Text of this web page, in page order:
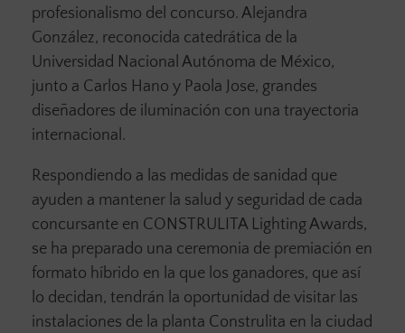
profesionalismo del concurso. Alejandra
González, reconocida catedrática de la
Universidad Nacional Autónoma de México,
junto a Carlos Hano y Paola Jose, grandes
diseñadores de iluminación con una trayectoria
internacional.
Respondiendo a las medidas de sanidad que
ayuden a mantener la salud y seguridad de cada
concursante en CONSTRULITA Lighting Awards,
se ha preparado una ceremonia de premiación en
formato híbrido en la que los ganadores, que así
lo decidan, tendrán la oportunidad de visitar las
instalaciones de la planta Construlita en la ciudad